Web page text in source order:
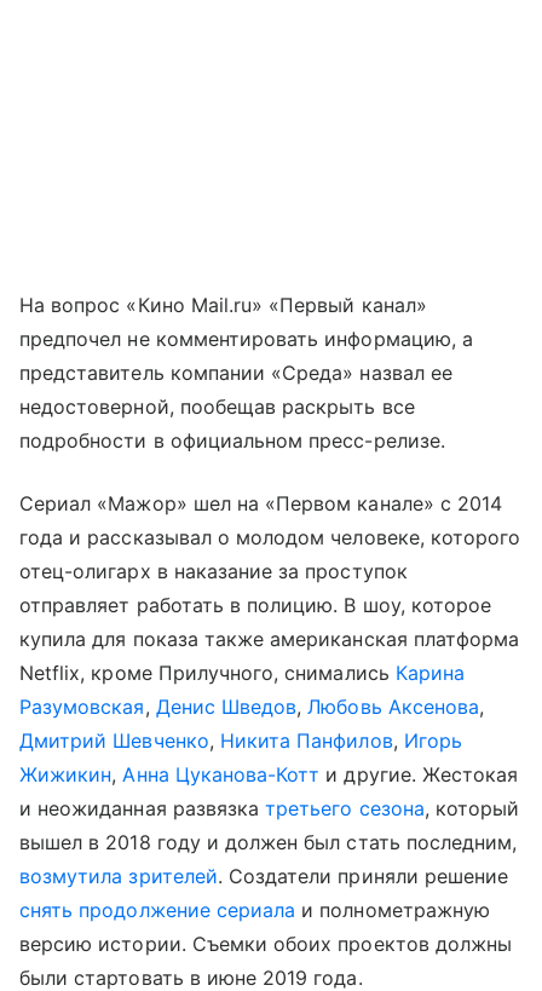
На вопрос «Кино Mail.ru» «Первый канал»
предпочел не комментировать информацию, а
представитель компании «Среда» назвал ее
недостоверной, пообещав раскрыть все
подробности в официальном пресс-релизе.
Сериал «Мажор» шел на «Первом канале» с 2014
года и рассказывал о молодом человеке, которого
отец-олигарх в наказание за проступок
отправляет работать в полицию. В шоу, которое
купила для показа также американская платформа
Netflix, кроме Прилучного, снимались Карина
Разумовская, Денис Шведов,Любовь Аксенова,
Дмитрий Шевченко, Никита Панфилов, Игорь
Жижикин, Анна Цуканова-Котт и другие. Жестокая
и неожиданная развязкатретьего сезона, который
вышел в 2018 году и должен был стать последним,
возмутила зрителей. Создатели приняли решение
снять продолжение сериала и полнометражную
версию истории. Съемки обоих проектов должны
были стартовать в июне 2019 года.